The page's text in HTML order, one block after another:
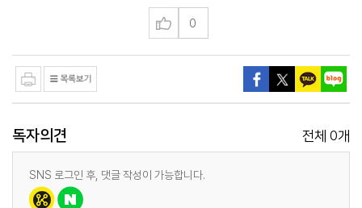
0
독자의견 전체 0개
SNS 로그인 후, 댓글 작성이 가능합니다.